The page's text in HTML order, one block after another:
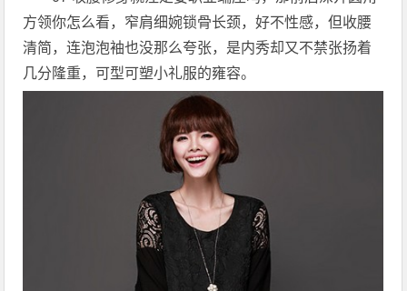
方领你怎么看，窄肩细婉锁骨长颈，好不性感，但收腰
清简，连泡泡袖也没那么夸张，是内秀却又不禁张扬着
几分隆重，可型可塑小礼服的雍容。